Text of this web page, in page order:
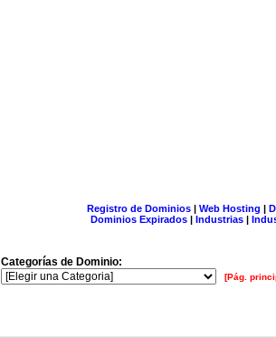
Registro de Dominios| Web Hosting |
Dominios Expirados | Industrias |
Categorías de Dominio:
[Pág.